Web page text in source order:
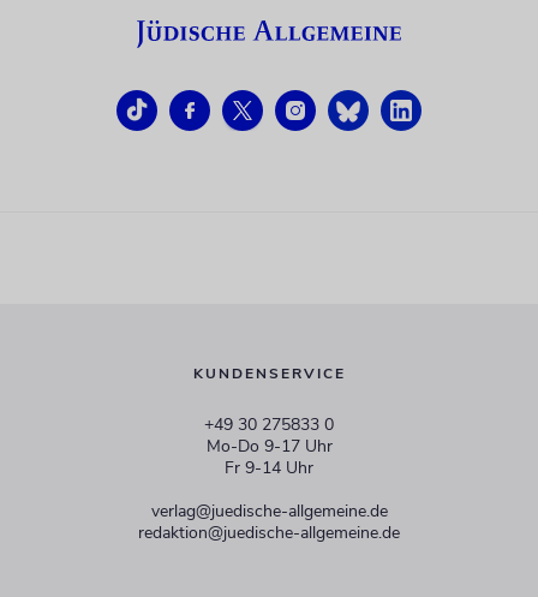
KUNDENSERVICE
+49 30 275833 0
Mo-Do 9-17 Uhr
Fr 9-14 Uhr
verlag@juedische-allgemeine.de
redaktion@juedische-allgemeine.de